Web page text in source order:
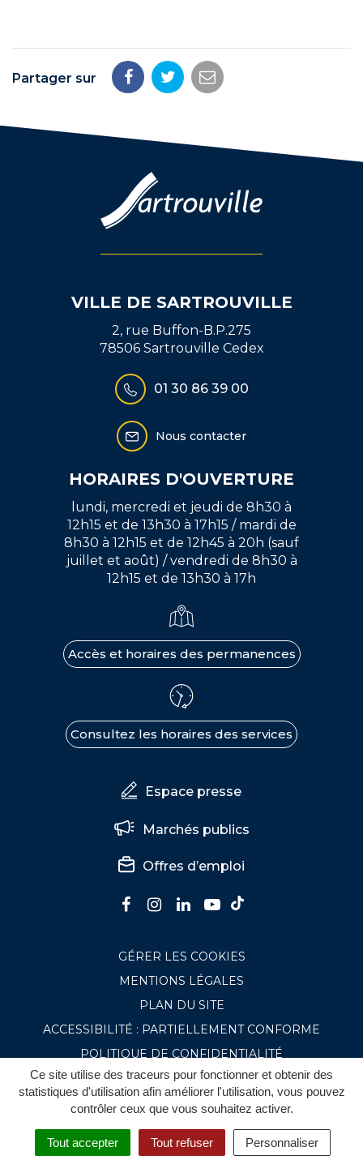
Ce site utilise des traceurs pour fonctionner et obtenir des
statistiques d'utilisation afin améliorer l'utilisation, vous pouvez
contrôler ceux que vous souhaitez activer.
Tout accepter Tout refuser Personnaliser
Partager sur
PartagerPartagerPartager
VILLE DE SARTROUVILLE
2, rue Buffon-B.P.275
78506 Sartrouville Cedex
01 30 86 39 00
Nous contacter
HORAIRES D'OUVERTURE
lundi, mercredi et jeudi de 8h30 à
12h15 et de 13h30 à 17h15 / mardi de
8h30 à 12h15 et de 12h45 à 20h (sauf
juillet et août) / vendredi de 8h30 à
12h15 et de 13h30 à 17h
Accès et horaires des permanences
Consultez les horaires des services
Espace presse
Marchés publics
Offres d’emploi
Lien
Facebook
Lien
Instagram
Lien
Linkedin
Lien
la
chaîne
Youtube
Lien
Tiktok
GÉRER LES COOKIES
MENTIONS LÉGALES
PLAN DU SITE
ACCESSIBILITÉ : PARTIELLEMENT CONFORME
POLITIQUE DE CONFIDENTIALITÉ